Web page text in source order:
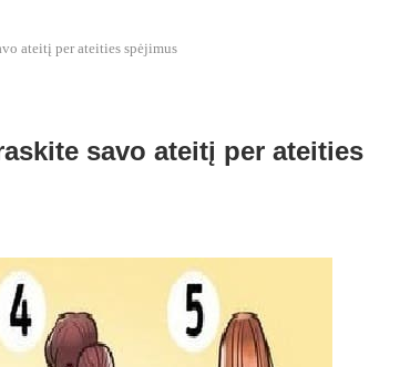
ateitį per ateities spėjimus
savo ateitį per ateities